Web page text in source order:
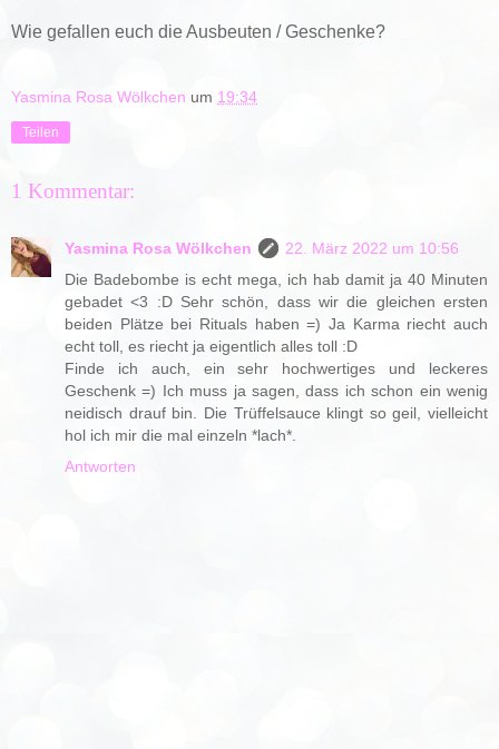
Wie gefallen euch die Ausbeuten / Geschenke?
Yasmina Rosa Wölkchen um 19:34
Teilen
1 Kommentar:
Yasmina Rosa Wölkchen
22. März 2022 um 10:56
Die Badebombe is echt mega, ich hab damit ja 40 Minuten
gebadet <3 :D Sehr schön, dass wir die gleichen ersten
beiden Plätze bei Rituals haben =) Ja Karma riecht auch
echt toll, es riecht ja eigentlich alles toll :D
Finde ich auch, ein sehr hochwertiges und leckeres
Geschenk =) Ich muss ja sagen, dass ich schon ein wenig
neidisch drauf bin. Die Trüffelsauce klingt so geil, vielleicht
hol ich mir die mal einzeln *lach*.
Antworten